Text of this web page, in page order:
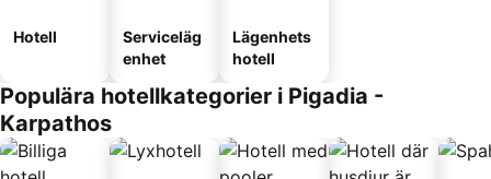
Hotell
Serviceläg
enhet
Lägenhets
hotell
Populära hotellkategorier i Pigadia -
Karpathos